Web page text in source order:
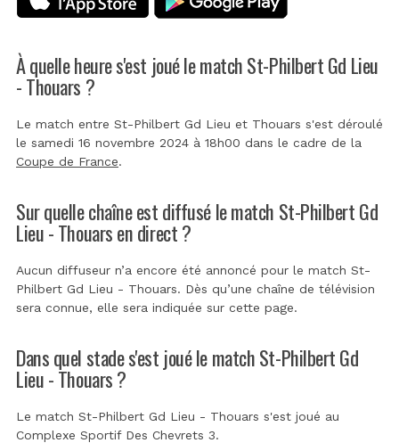
À quelle heure s'est joué le match St-Philbert Gd Lieu
- Thouars ?
Le match entre St-Philbert Gd Lieu et Thouars s'est déroulé
le samedi 16 novembre 2024 à 18h00 dans le cadre de la
Coupe de France.
Sur quelle chaîne est diffusé le match St-Philbert Gd
Lieu - Thouars en direct ?
Aucun diffuseur n’a encore été annoncé pour le match St-
Philbert Gd Lieu - Thouars. Dès qu’une chaîne de télévision
sera connue, elle sera indiquée sur cette page.
Dans quel stade s'est joué le match St-Philbert Gd
Lieu - Thouars ?
Le match St-Philbert Gd Lieu - Thouars s'est joué au
Complexe Sportif Des Chevrets 3.